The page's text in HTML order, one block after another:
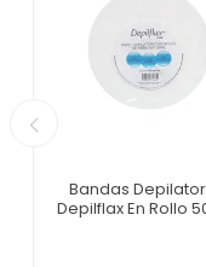
Bandas
Depilflax En Rollo